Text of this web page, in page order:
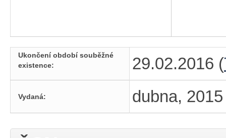
Ukončení období souběžné
existence:
29.02.2016 (
Vydaná: dubna, 2015